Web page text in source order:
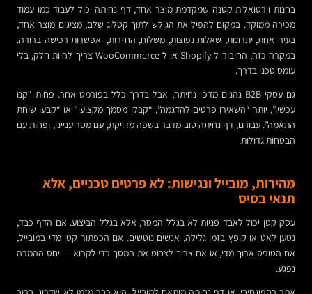
בחנות וירטואלית קטנה שמקדמת מוצר אחד, דף נחיתה יכול לעבוד כמו עמוד
מכירה ממוקד. במקום להפיל את הגולש לתוך קטלוג שלם, מציגים מוצר אחד,
בעיה אחת, יתרונות, שאלות נפוצות, משלוח, החזרות, ואפשרות רכישה ברורה.
במקרה כזה, החיבור ל-Shopify או ל-WooCommerce צריך להיות חלק, בלי
עומס טכני בדרך.
גם עסקי B2B נהנים מדפי נחיתה, אבל בדרך כלל בפורמט אחר. פחות “קנו
עכשיו”, יותר “השאירו פרטים להדגמה”, “קבלו מסמך מקצועי” או “קבעו שיחת
התאמה”. עבורם, דף נחיתה טוב מדבר בשפה מדויקת, עם מסר ענייני, ופחות עם
הבטחות גדולות.
מהירות, מובייל ונגישות: לא פרטים טכניים, אלא
תנאי בסיס
עסק קטן יכול לאבד פניות לא בגלל המסר, אלא בגלל הביצוע. אם הדף כבד,
נטען לאט או קופץ בזמן גלילה, אנשים נוטשים. אם הכפתור קטן מדי במובייל,
אם הטופס ארוך מדי, או אם צריך לצבוט את המסך כדי לקרוא — יחס ההמרה
נפגע.